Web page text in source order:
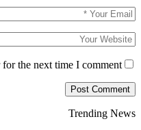
the next time I comment.
Trending News